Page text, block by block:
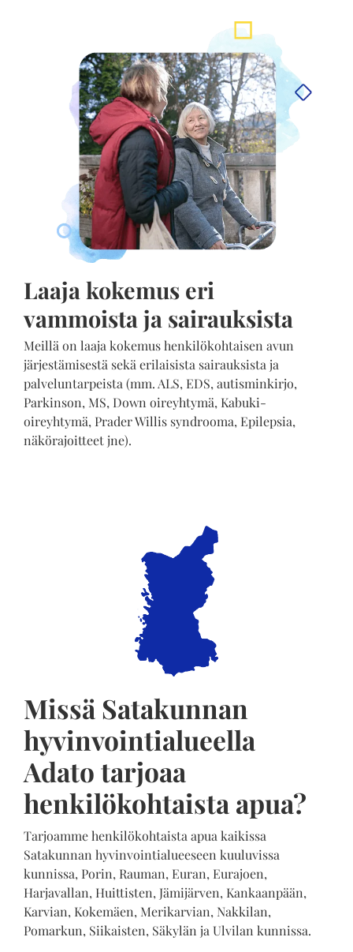
Laaja kokemus eri
vammoista ja sairauksista
Meillä on laaja kokemus henkilökohtaisen avun
järjestämisestä sekä erilaisista sairauksista ja
palveluntarpeista (mm. ALS, EDS, autisminkirjo,
Parkinson, MS, Down oireyhtymä, Kabuki-
oireyhtymä, Prader Willis syndrooma, Epilepsia,
näkörajoitteet jne).
Missä Satakunnan
hyvinvointialueella
Adato tarjoaa
henkilökohtaista apua?
Tarjoamme henkilökohtaista apua kaikissa
Satakunnan hyvinvointialueeseen kuuluvissa
kunnissa, Porin, Rauman, Euran, Eurajoen,
Harjavallan, Huittisten, Jämijärven, Kankaanpään,
Karvian, Kokemäen, Merikarvian, Nakkilan,
Pomarkun, Siikaisten, Säkylän ja Ulvilan kunnissa.